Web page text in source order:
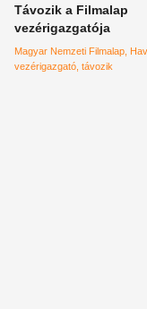
Távozik a Filmalap
vezérigazgatója
Magyar Nemzeti Filmalap
vezérigazgató távozik